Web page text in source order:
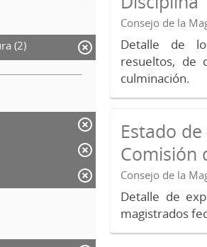
(2)
Consejo de la
Detalle de
resueltos, de
culminación.
Estado
Comisión
Consejo de la
Detalle de
magistrados